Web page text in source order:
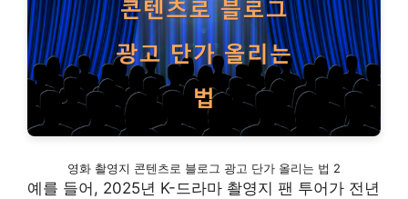
영화 촬영지 콘텐츠로 블로그 광고 단가 올리는 법 2
예를 들어, 2025년 K-드라마 촬영지 팬 투어가 전년